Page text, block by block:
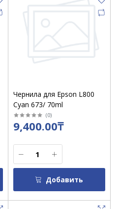
Чернила для Epson L800
Cyan 673/ 70ml
(0)
9,400.00₸
Добавить